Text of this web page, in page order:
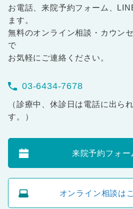
お電話、来院予約フォーム、
ます。
無料のオンライン相談・カウン
で
お気軽にご連絡ください。
03-6434-7678
（診療中、休診日は電話に出ら
す。）
来院予約フォー
オンライン相談は